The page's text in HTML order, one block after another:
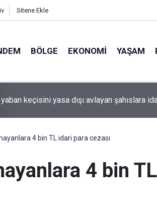
Sitene Ekle
BÖLGE EKONOMI YAŞAM
gönüllü geri dönüş yoğunluğu
4 bin TL idari para cezası
4 bin